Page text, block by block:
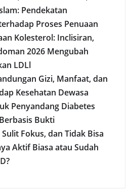
Pendekatan
Proses Penuaan
Kolesterol: Inclisiran,
2026 Mengubah
LDLl
Gizi, Manfaat, dan
Kesehatan Dewasa
Penyandang Diabetes
Bukti
Fokus, dan Tidak Bisa
Aktif Biasa atau Sudah